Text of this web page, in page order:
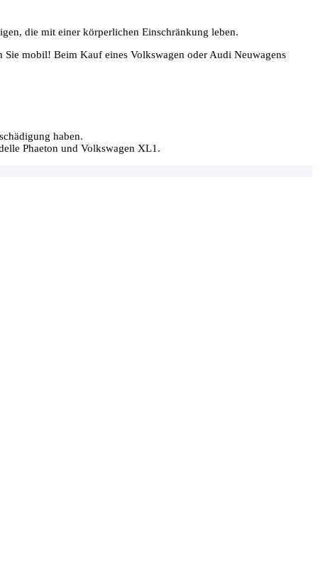
die mit einer körperlichen Einschränkung leben.
mobil! Beim Kauf eines Volkswagen oder Audi Neuwagens
haben.
Phaeton und Volkswagen XL1.